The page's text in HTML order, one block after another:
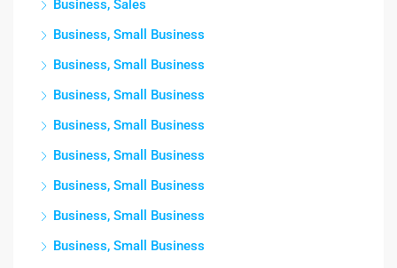
Business, Sales
Business, Small Business
Business, Small Business
Business, Small Business
Business, Small Business
Business, Small Business
Business, Small Business
Business, Small Business
Business, Small Business